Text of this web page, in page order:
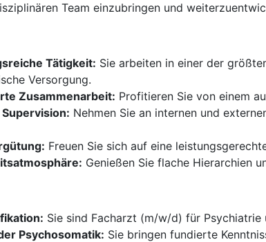
Team einzubringen und
Tätigkeit: Sie arbeiten in einer der
Versorgung.
Zusammenarbeit: Profitieren Sie von einem
Nehmen Sie an internen und
Freuen Sie sich auf eine
Genießen Sie flache Hierarchien
Sie sind Facharzt (m/w/d) für
Psychosomatik: Sie bringen fundierte